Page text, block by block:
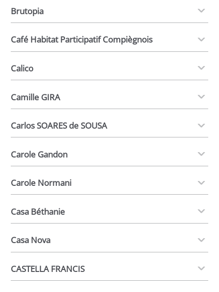
Brutopia
Café Habitat Participatif Compiègnois
Calico
Camille GIRA
Carlos SOARES de SOUSA
Carole Gandon
Carole Normani
Casa Béthanie
Casa Nova
CASTELLA FRANCIS